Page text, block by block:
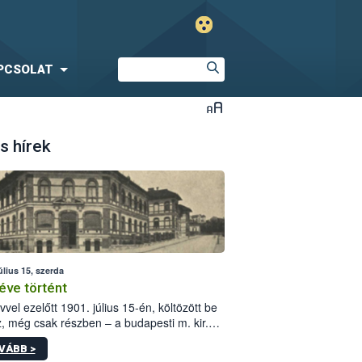
hírek
15, szerda
történt
ezelőtt 1901. július 15-én, költözött be
még csak részben – a budapesti m. kir.
állomás a Kis Rókus utca
alatti, Czigler Győző által tervezett új
>